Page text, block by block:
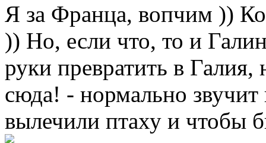
Я за Франца, вопчим ))
)) Но, если что, то и
руки превратить в
сюда! - нормально звучит
вылечили птаху и чтобы